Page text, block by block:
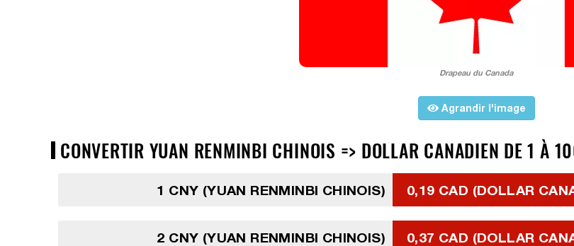
Drapeau du Canada
Agrandir l'image
CONVERTIR YUAN RENMINBI CHINOIS => DOLLAR CANADIEN DE 1 À
1 CNY (YUAN RENMINBI CHINOIS) 0,19 CAD (DOLLAR
2 CNY (YUAN RENMINBI CHINOIS) 0,37 CAD (DOLLAR